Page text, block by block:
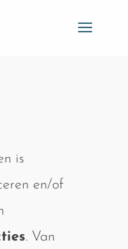
is
en/of
. Van